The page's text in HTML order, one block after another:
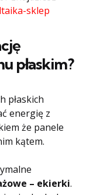
sklep
płaskim?
płaskich
energię z
że panele
kątem.
– ekierki.